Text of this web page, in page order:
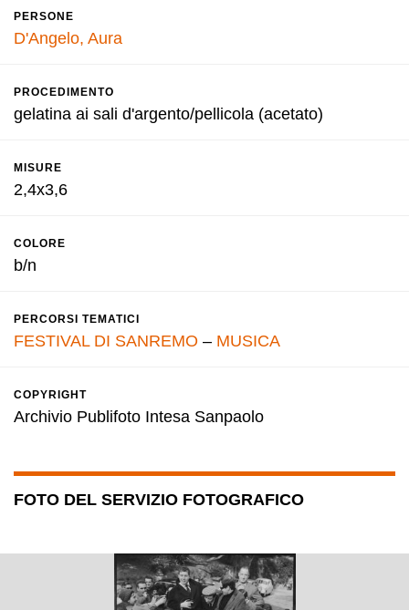
PERSONE
D'Angelo, Aura
PROCEDIMENTO
gelatina ai sali d'argento/pellicola (acetato)
MISURE
2,4x3,6
COLORE
b/n
PERCORSI TEMATICI
FESTIVAL DI SANREMO – MUSICA
COPYRIGHT
Archivio Publifoto Intesa Sanpaolo
FOTO DEL SERVIZIO FOTOGRAFICO